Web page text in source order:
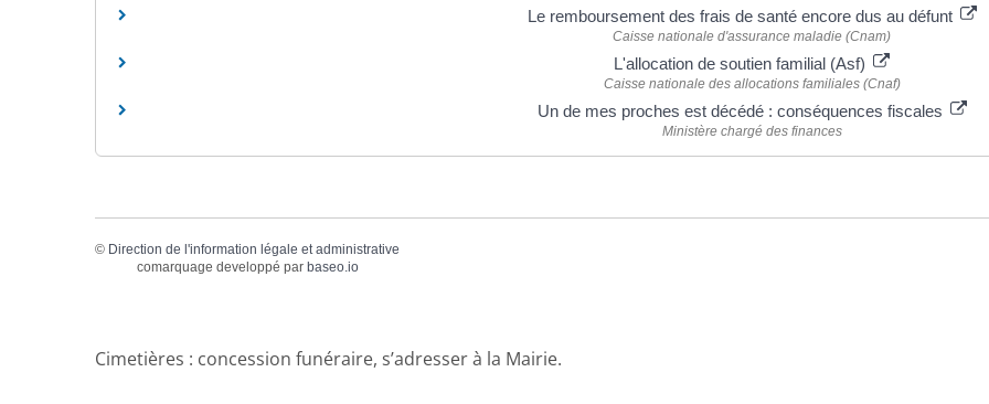
Le remboursement des frais de santé encore dus au défunt
Caisse nationale d'assurance maladie (Cnam)
L'allocation de soutien familial (Asf)
Caisse nationale des allocations familiales (Cnaf)
Un de mes proches est décédé : conséquences fiscales
Ministère chargé des finances
© Direction de l'information légale et administrative
comarquage developpé par baseo.io
Cimetières : concession funéraire, s’adresser à la Mairie.